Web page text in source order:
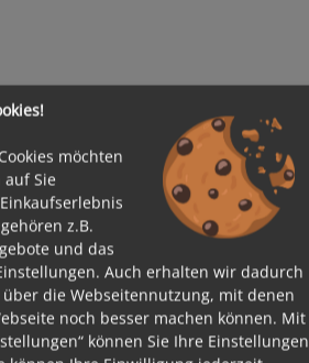
möchten
Sie
z.B.
und das
Auch erhalten wir dadurch
über die Webseitennutzung, mit denen
noch besser machen können. Mit
können Sie Ihre Einstellungen